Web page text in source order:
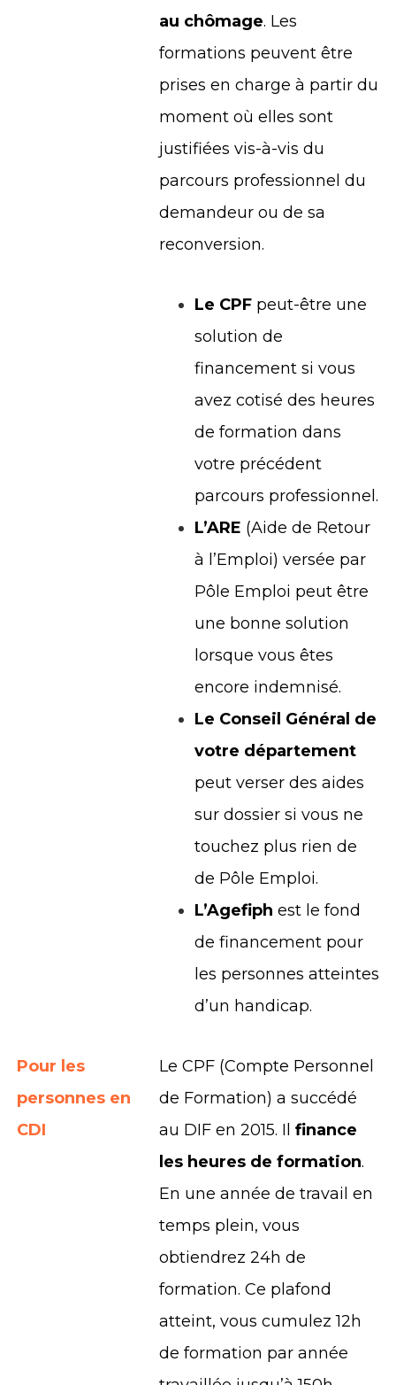
au chômage. Les
formations peuvent être
prises en charge à partir du
moment où elles sont
justifiées vis-à-vis du
parcours professionnel du
demandeur ou de sa
reconversion.
Le CPF peut-être une
solution de
financement si vous
avez cotisé des heures
de formation dans
votre précédent
parcours professionnel.
L’ARE (Aide de Retour
à l’Emploi) versée par
Pôle Emploi peut être
une bonne solution
lorsque vous êtes
encore indemnisé.
Le Conseil Général de
votre département
peut verser des aides
sur dossier si vous ne
touchez plus rien de
de Pôle Emploi.
L’Agefiph est le fond
de financement pour
les personnes atteintes
d’un handicap.
Pour les
personnes en
CDI
Le CPF (Compte Personnel
de Formation) a succédé
au DIF en 2015. Il finance
les heures de formation.
En une année de travail en
temps plein, vous
obtiendrez 24h de
formation. Ce plafond
atteint, vous cumulez 12h
de formation par année